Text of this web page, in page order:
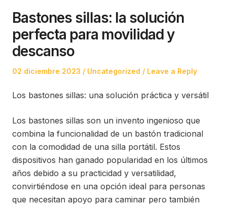
Bastones sillas: la solución
perfecta para movilidad y
descanso
Posted
02 diciembre 2023
Posted
Uncategorized Leave a Reply
Los bastones sillas: una solución práctica y versátil
Los bastones sillas son un invento ingenioso que
combina la funcionalidad de un bastón tradicional
con la comodidad de una silla portátil. Estos
dispositivos han ganado popularidad en los últimos
años debido a su practicidad y versatilidad,
convirtiéndose en una opción ideal para personas
que necesitan apoyo para caminar pero también